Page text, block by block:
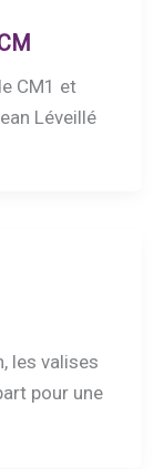
CM1 et
Léveillé
les valises
pour une